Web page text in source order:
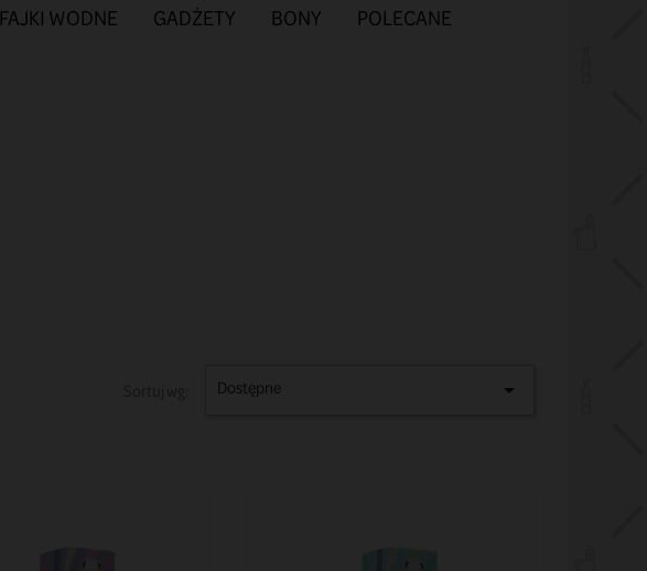
FAJKI WODNE GADŻETY BONY POLECANE
Dostępne 